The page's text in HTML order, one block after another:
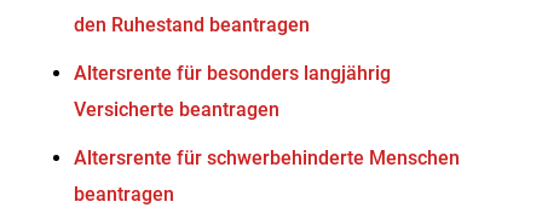
den Ruhestand beantragen
Altersrente für besonders langjährig
Versicherte beantragen
Altersrente für schwerbehinderte Menschen
beantragen